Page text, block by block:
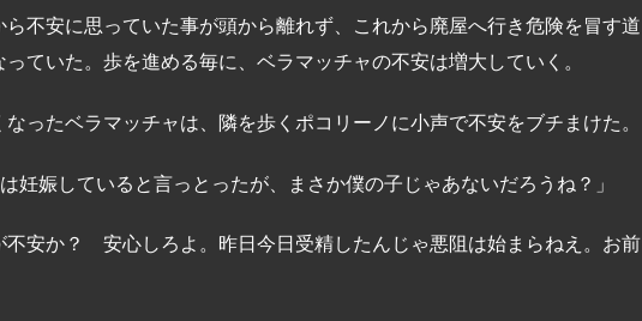
不安に思っていた事が頭から離れず、これから廃屋へ行き危険を冒す道
ていた。歩を進める毎に、ベラマッチャの不安は増大していく。
ったベラマッチャは、隣を歩くポコリーノに小声で不安をブチまけた。
妊娠していると言っとったが、まさか僕の子じゃあないだろうね？」
不安か？ 安心しろよ。昨日今日受精したんじゃ悪阻は始まらねえ。お前